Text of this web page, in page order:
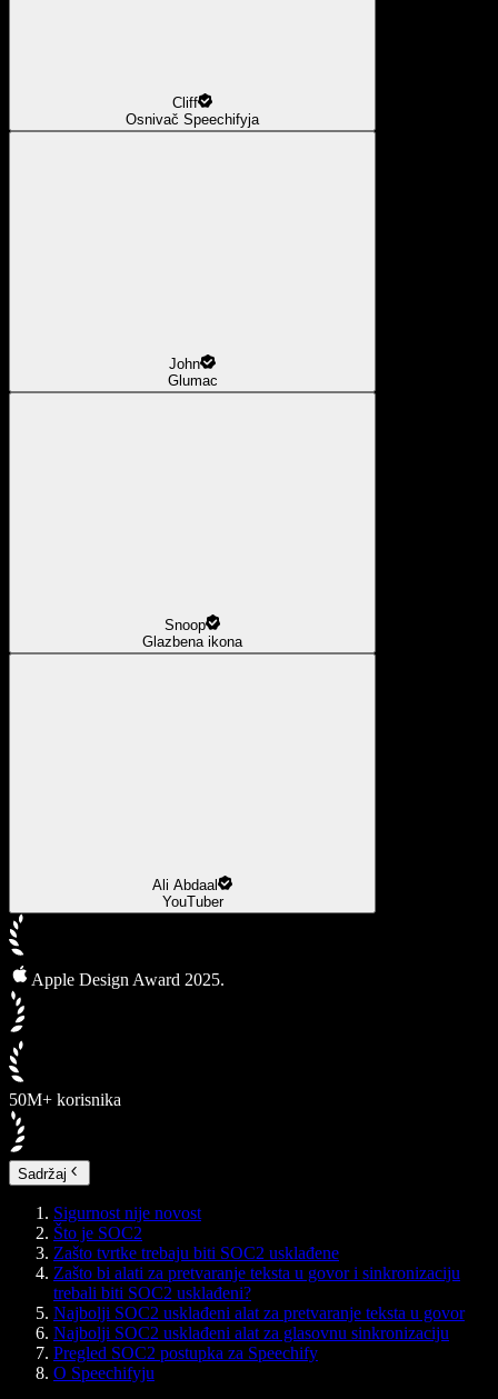
Cliff
Osnivač Speechifyja
John
Glumac
Snoop
Glazbena ikona
Ali Abdaal
YouTuber
Apple Design Award 2025.
50M+ korisnika
Sadržaj
Sigurnost nije novost
Što je SOC2
Zašto tvrtke trebaju biti SOC2 usklađene
Zašto bi alati za pretvaranje teksta u govor i sinkronizaciju
trebali biti SOC2 usklađeni?
Najbolji SOC2 usklađeni alat za pretvaranje teksta u govor
Najbolji SOC2 usklađeni alat za glasovnu sinkronizaciju
Pregled SOC2 postupka za Speechify
O Speechifyju